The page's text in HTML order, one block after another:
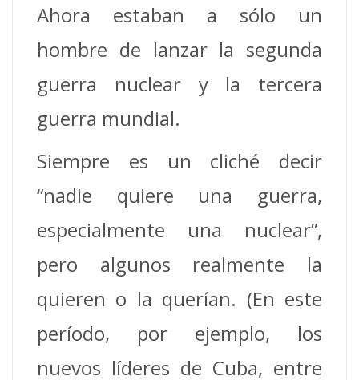
Ahora estaban a sólo un
hombre de lanzar la segunda
guerra nuclear y la tercera
guerra mundial.
Siempre es un cliché decir
“nadie quiere una guerra,
especialmente una nuclear”,
pero algunos realmente la
quieren o la querían. (En este
período, por ejemplo, los
nuevos líderes de Cuba, entre